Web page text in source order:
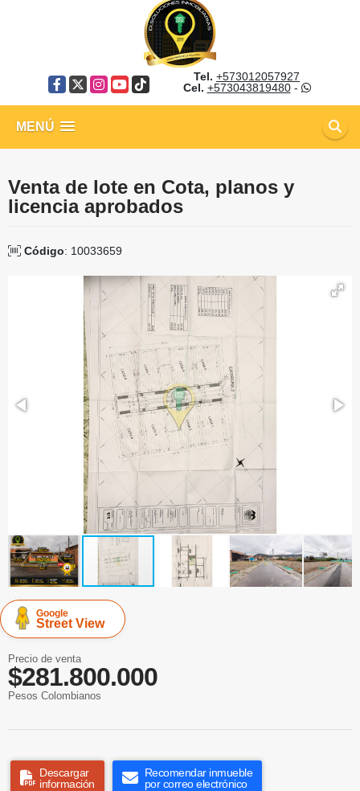
Facebook
X Instagram
YouTube
TikTok
Tel. +573012057927
Cel. +573043819480-
MENÚ
Venta de lote en Cota, planos y
licencia aprobados
Código: 10033659
Google
Street View
Precio de venta
$281.800.000
Pesos Colombianos
Descargar
información
Recomendar inmueble
por correo electrónico